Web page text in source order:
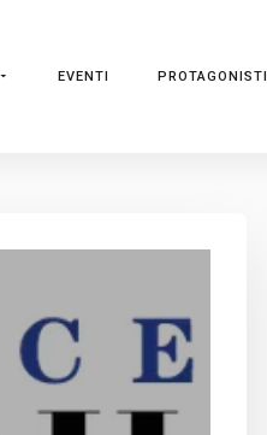
EVENTI PROTAGONISTI